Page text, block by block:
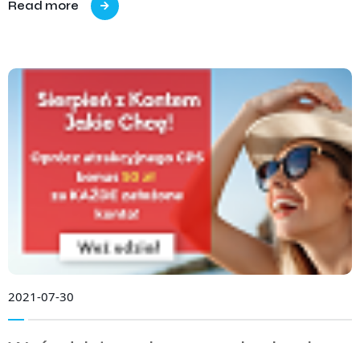
Read more
2021-07-30